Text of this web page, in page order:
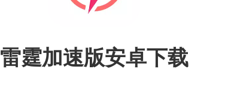
雷霆加速版安卓下载